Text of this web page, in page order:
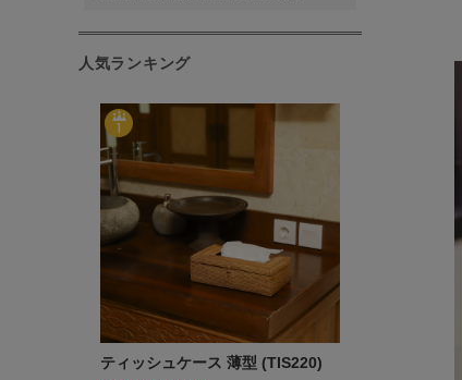
人気ランキング
ティッシュケース 薄型 (TIS220)